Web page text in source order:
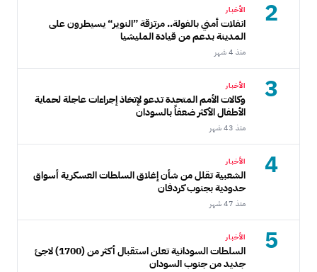
2 الأخبار
انفلات أمني بالفولة.. مرتزقة ”النوير“ يسيطرون على
المدينة بدعم من قيادة المليشيا
منذ 4 شهر
3 الأخبار
وكالات الأمم المتحدة تدعو لإتخاذ إجراءات عاجلة لحماية
الأطفال الأكثر ضعفاً بالسودان
منذ 43 شهر
4 الأخبار
الشعبية تقلل من شأن إغلاق السلطات العسكرية أسواق
حدودية بجنوب كردفان
منذ 47 شهر
5 الأخبار
السلطات السودانية تعلن استقبال أكثر من (1700) لاجئ
جديد من جنوب السودان